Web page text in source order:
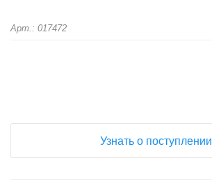
Арт.: 017472
Узнать о поступлении